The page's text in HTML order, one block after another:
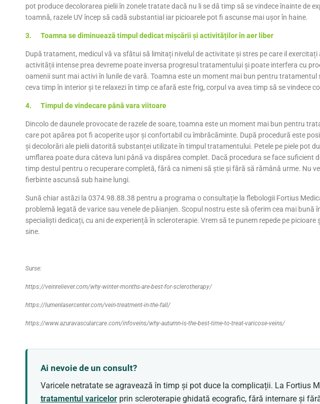
pot produce decolorarea pielii în zonele tratate dacă nu li se dă timp să se vindece înainte de
toamnă, razele UV încep să cadă substantial iar picioarele pot fi ascunse mai ușor în haine.
3. Toamna se diminuează timpul dedicat mișcării și activităților în aer liber
După tratament, medicul vă va sfătui să limitați nivelul de activitate și stres pe care il
activității intense prea devreme poate inversa progresul tratamentului și poate interfera cu
oamenii sunt mai activi în lunile de vară. Toamna este un moment mai bun pentru tratamentul
ceva timp în interior și te relaxezi în timp ce afară este frig, corpul va avea timp să se vindece
4. Timpul de vindecare până vara viitoare
Dincolo de daunele provocate de razele de soare, toamna este un moment mai bun pentru
care pot apărea pot fi acoperite ușor și confortabil cu îmbrăcăminte. După procedură este
și decolorări ale pielii datorită substanței utilizate în timpul tratamentului. Petele pe piele pot
umflarea poate dura câteva luni până va dispărea complet. Dacă procedura se face suficient
timp destul pentru o recuperare completă, fără ca nimeni să știe și fără să rămână urme. Nu
fierbinte ascunsă sub haine lungi.
Sună chiar astăzi la 0374.98.88.38 pentru a programa o consultație la flebologii Fortius
problemă legată de varice sau venele de păianjen. Scopul nostru este să oferim cea mai bună
specialiști dedicați, cu ani de experiență în scleroterapie. Vrem să te punem repede pe picioare
sine.
Surse:
https://veinreliever.com/why-winter-months-are-best-for-sclerotherapy/
https://lumenlasercenter.com/vein-treatment-in-the-fall/
https://www.azuravascularcare.com/infoveins/why-autumn-is-the-best-time-to-treat-varicose-veins/
Ai nevoie de un consult?
Varicele netratate se agravează în timp și pot duce la complicații. La Fortius
tratamentul varicelorprin scleroterapie ghidată ecografic, fără internare și